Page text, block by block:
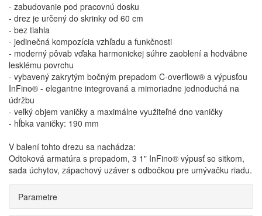
- zabudovanie pod pracovnú dosku
- drez je určený do skrinky od 60 cm
- bez tiahla
- jedinečná kompozícia vzhľadu a funkčnosti
- moderný pôvab vďaka harmonickej súhre zaoblení a hodvábne
lesklému povrchu
- vybavený zakrytým bočným prepadom C-overflow® a výpusťou
InFino® - elegantne integrovaná a mimoriadne jednoduchá na
údržbu
- veľký objem vaničky a maximálne využiteľné dno vaničky
- hĺbka vaničky: 190 mm
V balení tohto drezu sa nachádza:
Odtoková armatúra s prepadom, 3 1" InFino® výpusť so sitkom,
sada úchytov, zápachový uzáver s odbočkou pre umývačku riadu.
Parametre